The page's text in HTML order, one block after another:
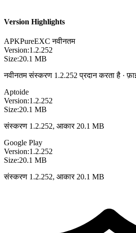
Version Highlights
APKPureEXC नवीनतम
Version:1.2.252
Size:20.1 MB
नवीनतम संस्करण 1.2.252 प्रदान करता है ·
Aptoide
Version:1.2.252
Size:20.1 MB
संस्करण 1.2.252, आकार 20.1 MB
Google Play
Version:1.2.252
Size:20.1 MB
संस्करण 1.2.252, आकार 20.1 MB